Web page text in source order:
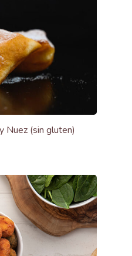
Nuez (sin gluten)